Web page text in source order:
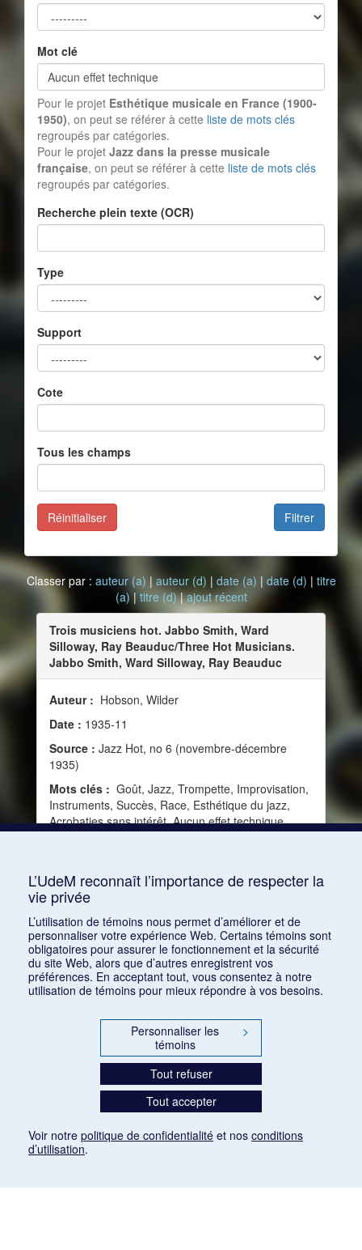
Mot clé
Pour le projet Esthétique musicale en France (1900-
1950), on peut se référer à cette liste de mots clés
regroupés par catégories.
Pour le projet Jazz dans la presse musicale
française, on peut se référer à cette liste de mots clés
regroupés par catégories.
Recherche plein texte (OCR)
Type
Support
Cote
Tous les champs
Filtrer
Réinitialiser
Classer par : auteur (a) |auteur (d) | date (a) | date (d) | titre
(a)| titre (d)|ajout récent
Trois musiciens hot. Jabbo Smith, Ward
Silloway, Ray Beauduc/Three Hot Musicians.
Jabbo Smith, Ward Silloway, Ray Beauduc
Auteur : Hobson, Wilder
Date : 1935-11
Source : Jazz Hot, no 6 (novembre-décembre
1935)
Mots clés : Goût, Jazz, Trompette, Improvisation,
Instruments, Succès, Race, Esthétique du jazz,
Acrobaties sans intérêt, Aucun effet technique,
L’UdeM reconnaît l’importance de respecter la
vie privée
L’utilisation de témoins nous permet d’améliorer et de
personnaliser votre expérience Web. Certains témoins sont
obligatoires pour assurer le fonctionnement et la sécurité
du site Web, alors que d’autres enregistrent vos
préférences. En acceptant tout, vous consentez à notre
utilisation de témoins pour mieux répondre à vos besoins.
Personnaliser les
témoins
>
Tout refuser
Tout accepter
Voir notre politique de confidentialité et nos conditions
d’utilisation.